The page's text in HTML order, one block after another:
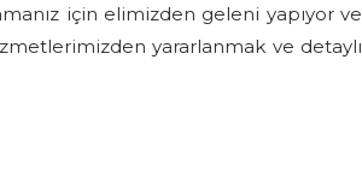
için elimizden geleni yapıyor ve
yararlanmak ve detaylı